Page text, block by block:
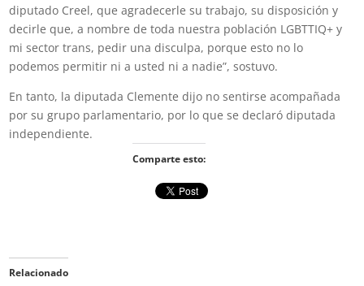
diputado Creel, que agradecerle su trabajo, su disposición y
decirle que, a nombre de toda nuestra población LGBTTIQ+ y
mi sector trans, pedir una disculpa, porque esto no lo
podemos permitir ni a usted ni a nadie”, sostuvo.
En tanto, la diputada Clemente dijo no sentirse acompañada
por su grupo parlamentario, por lo que se declaró diputada
independiente.
Comparte esto:
Relacionado